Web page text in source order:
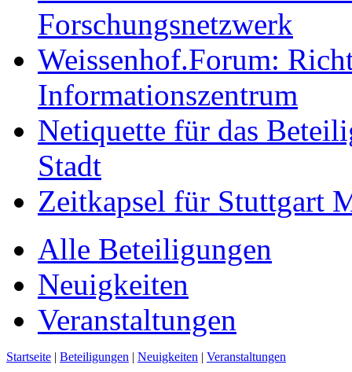
Forschungsnetzwerk
Weissenhof.Forum:
Informationszentrum
Netiquette für das
Stadt
Zeitkapsel für Stuttgart
Alle Beteiligungen
Neuigkeiten
Veranstaltungen
Startseite | Beteiligungen | Neuigkeiten | Veranstaltungen